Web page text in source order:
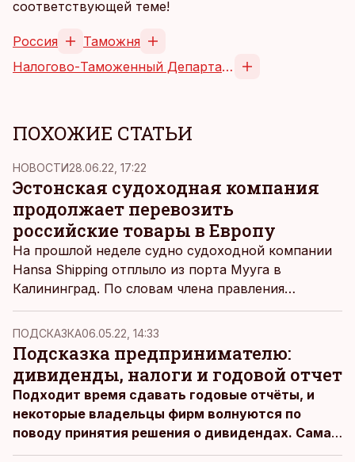
соответствующей теме!
Россия
Таможня
Налогово-Таможенный Департамент
ПОХОЖИЕ СТАТЬИ
НОВОСТИ28.06.22, 17:22
Эстонская судоходная компания
продолжает перевозить
российские товары в Европу
На прошлой неделе судно судоходной компании
Hansa Shipping отплыло из порта Мууга в
Калининград. По словам члена правления
компании и одного из владельцев Антса Ратаса,
предприятие практически не перевозит товары
между Эстонией и Россией, пишет
ПОДСКАЗКА06.05.22, 14:33
Подсказка предпринимателю:
дивиденды, налоги и годовой отчет
Подходит время сдавать годовые отчёты, и
некоторые владельцы фирм волнуются по
поводу принятия решения о дивидендах. Самая
распространённая проблема в этой связи: как